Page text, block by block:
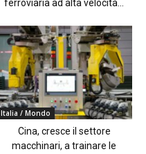
ferroviaria ad alta velocità...
Italia / Mondo
Cina, cresce il settore
macchinari, a trainare le